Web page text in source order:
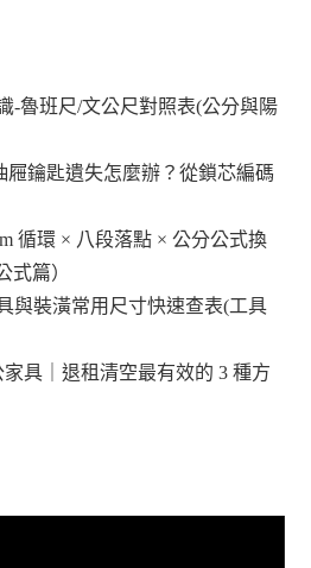
-魯班尺/文公尺對照表(公分與陽
屜鑰匙遺失怎麼辦？從鎖芯編碼
循環 × 八段落點 × 公分公式換
式篇）
與裝潢常用尺寸快速查表(工具
具｜退租清空最有效的 3 種方